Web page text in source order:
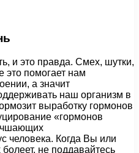
и это правда. Смех, шутки,
это помогает нам
а значит
наш организм в
выработку гормонов
«гормонов
человека. Когда Вы или
не поддавайтесь